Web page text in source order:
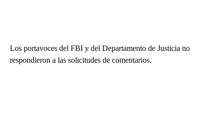
Los portavoces del FBI y del Departamento de Justicia no
respondieron a las solicitudes de comentarios.